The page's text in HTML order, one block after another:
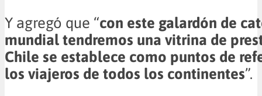
Y agregó que “con este galardón de
mundial tendremos una vitrina de
Chile se establece como puntos de
los viajeros de todos los continentes”.